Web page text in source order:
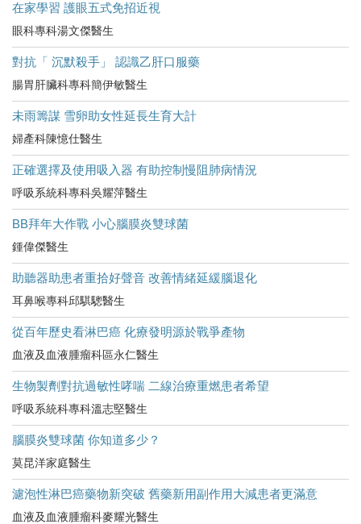
在家學習 護眼五式免招近視
眼科專科湯文傑醫生
對抗「 沉默殺手」 認識乙肝口服藥
腸胃肝臟科專科簡伊敏醫生
未雨籌謀 雪卵助女性延長生育大計
婦產科陳憶仕醫生
正確選擇及使用吸入器 有助控制慢阻肺病情況
呼吸系統科專科吳耀萍醫生
BB拜年大作戰 小心腦膜炎雙球菌
鍾偉傑醫生
助聽器助患者重拾好聲音 改善情緒延緩腦退化
耳鼻喉專科邱騏驄醫生
從百年歷史看淋巴癌 化療發明源於戰爭產物
血液及血液腫瘤科區永仁醫生
生物製劑對抗過敏性哮喘 二線治療重燃患者希望
呼吸系統科專科溫志堅醫生
腦膜炎雙球菌 你知道多少？
莫昆洋家庭醫生
濾泡性淋巴癌藥物新突破 舊藥新用副作用大減患者更滿意
血液及血液腫瘤科麥耀光醫生